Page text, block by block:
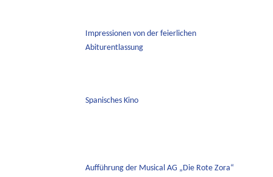
Impressionen von der feierlichen
Abiturentlassung
Spanisches Kino
Aufführung der Musical AG „Die Rote Zora“